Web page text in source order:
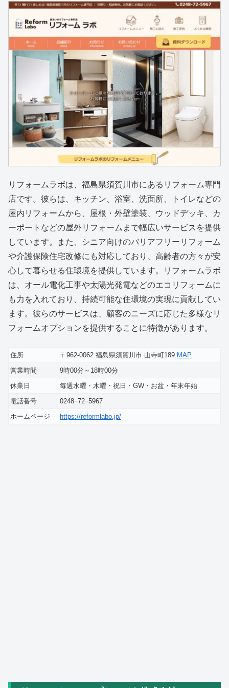
リフォームラボは、福島県須賀川市にあるリフォーム専門
店です。彼らは、キッチン、浴室、洗面所、トイレなどの
屋内リフォームから、屋根・外壁塗装、ウッドデッキ、カ
ーポートなどの屋外リフォームまで幅広いサービスを提供
しています。また、シニア向けのバリアフリーリフォーム
や介護保険住宅改修にも対応しており、高齢者の方々が安
心して暮らせる住環境を提供しています。リフォームラボ
は、オール電化工事や太陽光発電などのエコリフォームに
も力を入れており、持続可能な住環境の実現に貢献してい
ます。彼らのサービスは、顧客のニーズに応じた多様なリ
フォームオプションを提供することに特徴があります。
住所 〒962-0062 福島県須賀川市 山寺町189 MAP
営業時間
9時00分～18時00分
休業日
毎週水曜・木曜・祝日・GW・お盆・年末年始
電話番号
0248ｰ72ｰ5967
ホームページ
https://reformlabo.jp/